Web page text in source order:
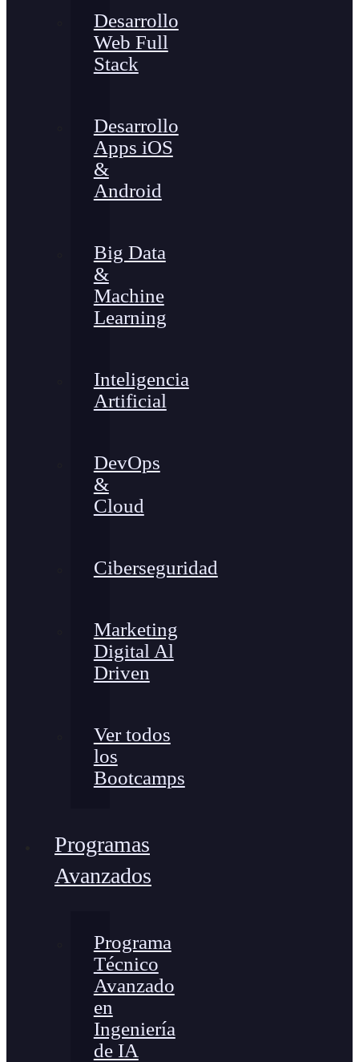
Desarrollo
Web Full
Stack
Desarrollo
Apps iOS
&
Android
Big Data
&
Machine
Learning
Inteligencia
Artificial
DevOps
&
Cloud
Ciberseguridad
Marketing
Digital Al
Driven
Ver todos
los
Bootcamps
Programas
Avanzados
Programa
Técnico
Avanzado
en
Ingeniería
de IA